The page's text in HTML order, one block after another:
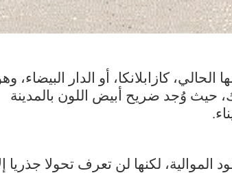
كازابلانكا، أو الدار البيضاء،
حيث وُجد ضريح أبيض اللون بالمدينة
.
لكنها لن تعرف تحولا جذريا